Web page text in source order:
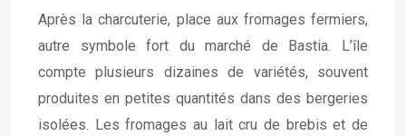
Après la charcuterie, place aux fromages fermiers,
autre symbole fort du marché de Bastia. L’île
compte plusieurs dizaines de variétés, souvent
produites en petites quantités dans des bergeries
isolées. Les fromages au lait cru de brebis et de